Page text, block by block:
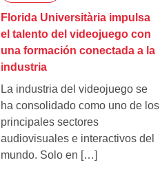
Florida Universitària impulsa
el talento del videojuego con
una formación conectada a la
industria
La industria del videojuego se
ha consolidado como uno de los
principales sectores
audiovisuales e interactivos del
mundo. Solo en […]